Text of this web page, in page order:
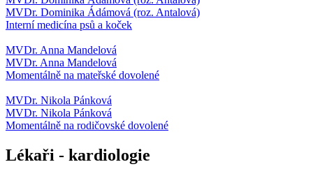
MVDr. Dominika Ádámová (roz. Antalová)
Interní medicína psů a koček
MVDr. Anna Mandelová
MVDr. Anna Mandelová
Momentálně na mateřské dovolené
MVDr. Nikola Pánková
MVDr. Nikola Pánková
Momentálně na rodičovské dovolené
Lékaři - kardiologie